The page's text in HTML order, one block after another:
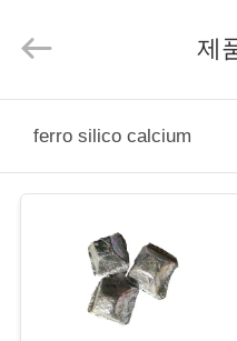
제
Guorui
Metallurgical
Refractories
All
Reserved.
제
ferro silico calcium